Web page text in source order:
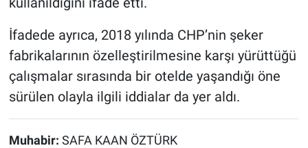
İfadede ayrıca, 2018 yılında CHP’nin şeker
fabrikalarının özelleştirilmesine karşı yürüttüğü
çalışmalar sırasında bir otelde yaşandığı öne
sürülen olayla ilgili iddialar da yer aldı.
Muhabir: SAFA KAAN ÖZTÜRK